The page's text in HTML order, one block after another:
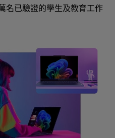
名已驗證的學生及教育工作